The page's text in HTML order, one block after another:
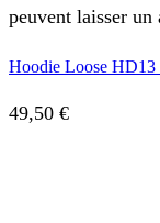
peuvent laisser un
Hoodie Loose
49,50 €